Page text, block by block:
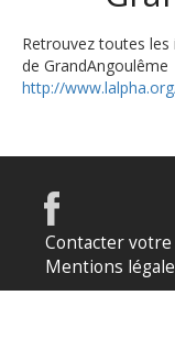
Retrouvez toutes les
de GrandAngoulême
http://
Contacter
Mentions